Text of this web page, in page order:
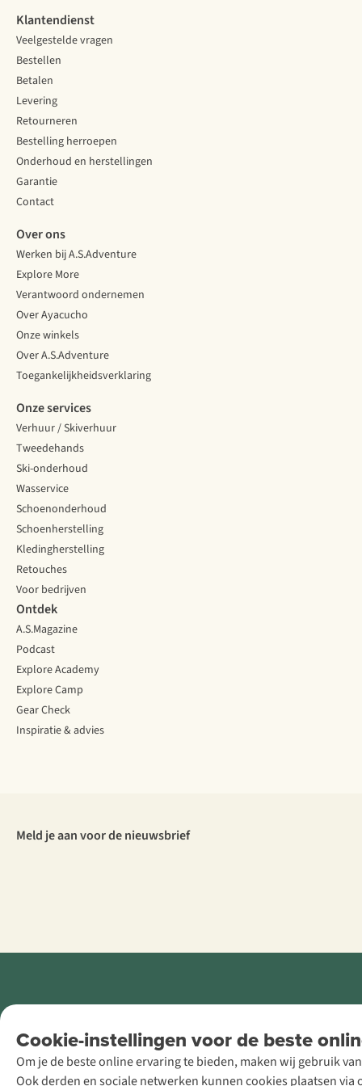
Cookie-instellingen voor de beste
Om je de beste online ervaring te bieden, maken wij gebruik
Ook derden en sociale netwerken kunnen cookies plaatsen
Klantendienst
Veelgestelde vragen
Bestellen
Betalen
Levering
Retourneren
Bestelling herroepen
Onderhoud en herstellingen
Garantie
Contact
Over ons
Werken bij A.S.Adventure
Explore More
Verantwoord ondernemen
Over Ayacucho
Onze winkels
Over A.S.Adventure
Toegankelijkheidsverklaring
Onze services
Verhuur / Skiverhuur
Tweedehands
Ski-onderhoud
Wasservice
Schoenonderhoud
Schoenherstelling
Kledingherstelling
Retouches
Voor bedrijven
Ontdek
A.S.Magazine
Podcast
Explore Academy
Explore Camp
Gear Check
Inspiratie & advies
Meld je aan voor de nieuwsbrief
Retail Concepts
NV,
Smallandlaan